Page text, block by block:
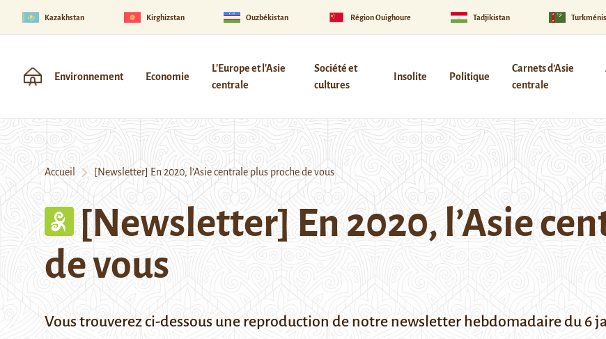
Kazakhstan Kirghizstan Ouzbékistan Région Ouïghoure Tadjikistan
Environnement Economie
L'Europe et l'Asie
centrale
Société et
cultures
Insolite Politique
Carnets d’Asie
centrale
Accueil [Newsletter] En 2020, l’Asie centrale plus proche de vous
[Newsletter] En 2020, l’Asie
de vous
Vous trouverez ci-dessous une reproduction de notre newsletter hebdomadaire du 6